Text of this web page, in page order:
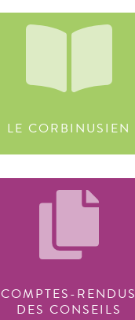
LE CORBINUSIEN
COMPTES-RENDUS
DES CONSEILS